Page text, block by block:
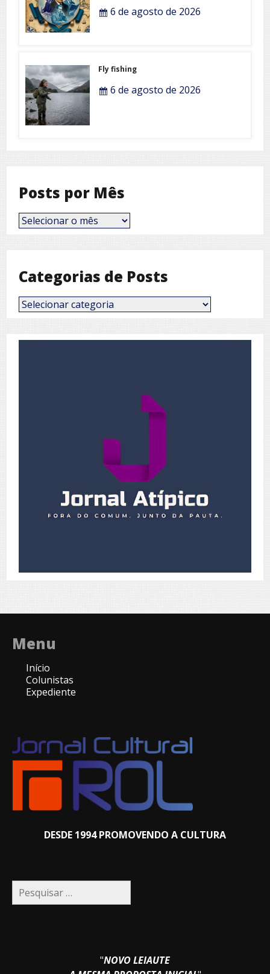
6 de agosto de 2026
Fly fishing
6 de agosto de 2026
Posts por Mês
Posts
por
Categorias de Posts
Categorias
de
Menu
Início
Colunistas
Expediente
DESDE 1994 PROMOVENDO A CULTURA
Pesquisar
por:
"NOVO LEIAUTE